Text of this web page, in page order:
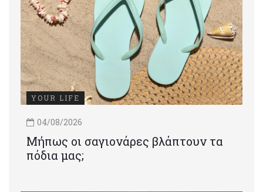
YOUR LIFE
04/08/2026
Μήπως οι σαγιονάρες βλάπτουν τα
πόδια μας;